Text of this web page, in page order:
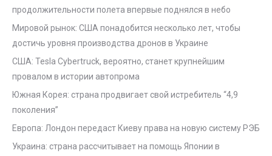
продолжительности полета впервые поднялся в небо
Мировой рынок: США понадобится несколько лет, чтобы
достичь уровня производства дронов в Украине
США: Tesla Cybertruck, вероятно, станет крупнейшим
провалом в истории автопрома
Южная Корея: страна продвигает свой истребитель “4,9
поколения”
Европа: Лондон передаст Киеву права на новую систему РЭБ
Украина: страна рассчитывает на помощь Японии в